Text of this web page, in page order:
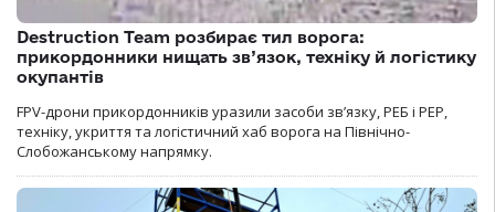
Destruction Team розбирає тил ворога:
прикордонники нищать зв’язок, техніку й логістику
окупантів
FPV-дрони прикордонників уразили засоби зв’язку, РЕБ і РЕР,
техніку, укриття та логістичний хаб ворога на Північно-
Слобожанському напрямку.